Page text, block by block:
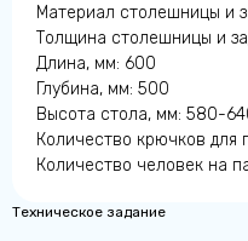
Материал столешницы и
Толщина столешницы и
Длина, мм: 600
Глубина, мм: 500
Высота стола, мм: 580-
Количество крючков для
Количество человек на
Техническое задание
Адрес
г. Пермь, ул. Усольская
Телефон
+7 342 249-55-09
+7 342 249-52-82